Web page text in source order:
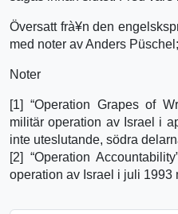
Översatt frà¥n den
med noter av Anders
Noter
[1] “Operation Grapes of
militär operation av Israel i
inte uteslutande, södra
[2] “Operation
operation av Israel i juli 1993